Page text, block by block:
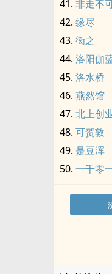
非走不
缘尽
衒之
洛阳伽
洛水桥
燕然馆
北上创
可贺敦
是豆浑
一千零